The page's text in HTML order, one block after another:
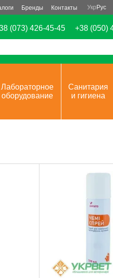
Бренды Контакты Укр Рус
(073) 426-45-45 +38 (050)
Лабораторное
оборудование
Санитария
и гигиена